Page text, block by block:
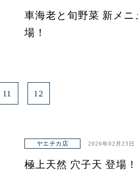
車海老と旬野菜 新メニ
場！
11 12
ヤエチカ店 2026年02月23日
極上天然 穴子天 登場！